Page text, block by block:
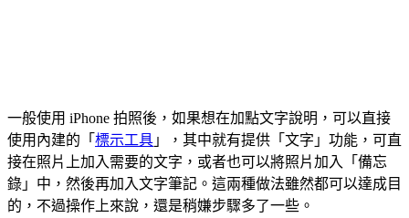
一般使用 iPhone 拍照後，如果想在加點文字說明，可以直接
使用內建的「 標示工具 」，其中就有提供「文字」功能，可直
接在照片上加入需要的文字，或者也可以將照片加入「備忘
錄」中，然後再加入文字筆記。這兩種做法雖然都可以達成目
的，不過操作上來說，還是稍嫌步驟多了一些。